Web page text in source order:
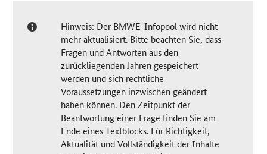
Hinweis: Der BMWE-Infopool wird nicht
mehr aktualisiert. Bitte beachten Sie, dass
Fragen und Antworten aus den
zurückliegenden Jahren gespeichert
werden und sich rechtliche
Voraussetzungen inzwischen geändert
haben können. Den Zeitpunkt der
Beantwortung einer Frage finden Sie am
Ende eines Textblocks. Für Richtigkeit,
Aktualität und Vollständigkeit der Inhalte